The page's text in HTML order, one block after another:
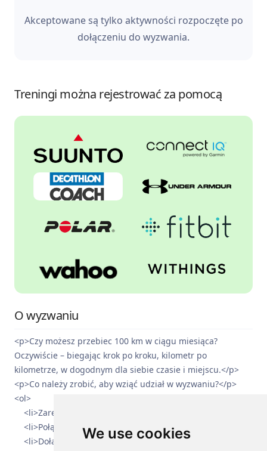
We use cookies
Akceptowane są tylko aktywności rozpoczęte po
dołączeniu do wyzwania.
Treningi można rejestrować za pomocą
O wyzwaniu
<p>Czy możesz przebiec 100 km w ciągu miesiąca?
Oczywiście – biegając krok po kroku, kilometr po
kilometrze, w dogodnym dla siebie czasie i miejscu.</p>
<p>Co należy zrobić, aby wziąć udział w wyzwaniu?</p>
<ol>
<li>Zarejestruj się na platformie distantrace.com</li>
<li>Połącz swój profil z aplikacją sportową</li>
<li>Dołącz do wyzwania</li>